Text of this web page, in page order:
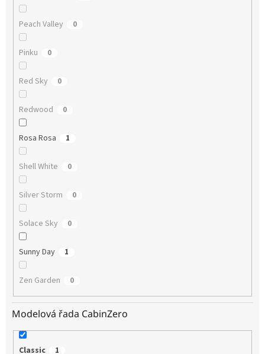
Peach Valley 0
Pinku 0
Red Sky 0
Redwood 0
Rosa Rosa 1
Shell White 0
Silver Storm 0
Solace Sky 0
Sunny Day 1
Zen Garden 0
Modelová řada CabinZero
Classic 1